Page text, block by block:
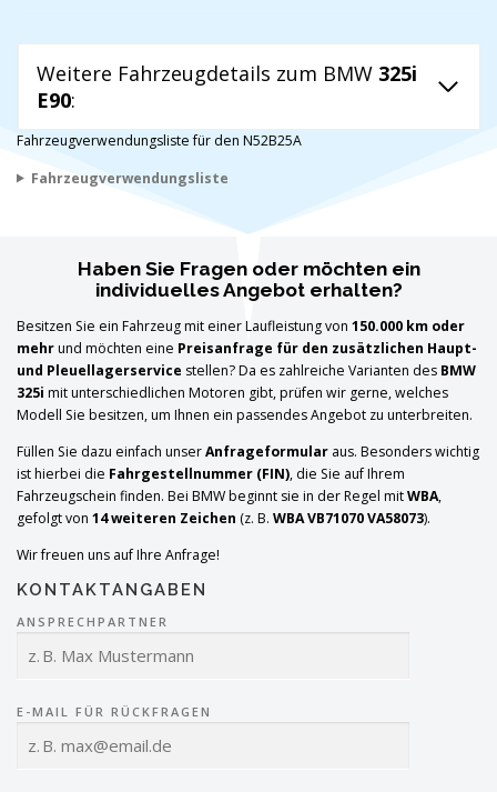
Weitere Fahrzeugdetails zum BMW 325i
E90:
Fahrzeugverwendungsliste für den N52B25A
Fahrzeugverwendungsliste
Haben Sie Fragen oder möchten ein
individuelles Angebot erhalten?
Besitzen Sie ein Fahrzeug mit einer Laufleistung von 150.000 km oder
mehrund möchten eine Preisanfrage für den zusätzlichen Haupt-
und Pleuellagerservice stellen? Da es zahlreiche Varianten des BMW
325i mit unterschiedlichen Motoren gibt, prüfen wir gerne, welches
Modell Sie besitzen, um Ihnen ein passendes Angebot zu unterbreiten.
Füllen Sie dazu einfach unserAnfrageformular aus. Besonders wichtig
ist hierbei die Fahrgestellnummer (FIN), die Sie auf Ihrem
Fahrzeugschein finden. Bei BMW beginnt sie in der Regel mitWBA,
gefolgt von 14 weiteren Zeichen (z. B. WBA VB71070 VA58073).
Wir freuen uns auf Ihre Anfrage!
KONTAKTANGABEN
ANSPRECHPARTNER
E-MAIL FÜR RÜCKFRAGEN